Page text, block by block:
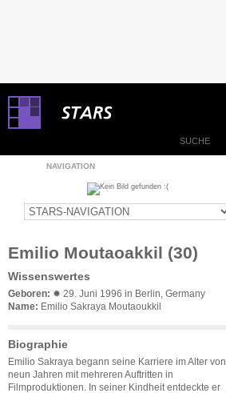
NAVIGATION
Emilio Moutaoakkil (30)
Wissenswertes
Geboren: ✹ 29. Juni 1996 in Berlin, Germany
Name: Emilio Sakraya Moutaoukkil
Biographie
Emilio Sakraya begann seine Karriere im Alter von
neun Jahren mit mehreren Auftritten in
Filmproduktionen. In seiner Kindheit entdeckte er